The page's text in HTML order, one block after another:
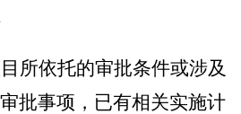
目所依托的审批条件或涉及
批事项，已有相关实施计